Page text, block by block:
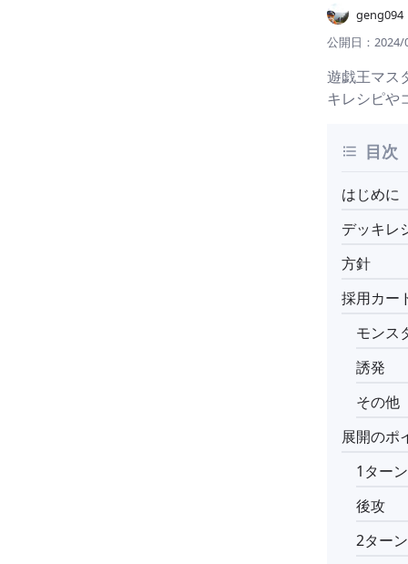
geng094
公開日： 2024/
遊戯王マス
キレシピや
目次
はじめに
デッキレ
方針
採用カー
モンス
誘発
その他
展開のポ
1ター
後攻
2ター